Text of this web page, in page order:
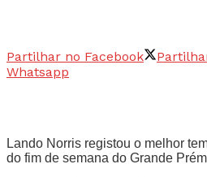
Partilhar no Facebook
Whatsapp
Lando Norris registou o melhor
do fim de semana do Grande